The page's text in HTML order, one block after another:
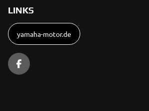
LINKS
yamaha-motor.de